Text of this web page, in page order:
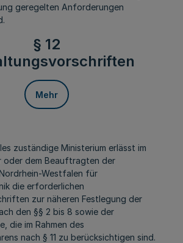
geregelten Anforderungen
§ 12
Mehr
zuständige Ministerium erlässt im
oder dem Beauftragten der
Westfalen für
die erforderlichen
zur näheren Festlegung der
den §§ 2 bis 8 sowie der
die im Rahmen des
nach § 11 zu berücksichtigen sind.